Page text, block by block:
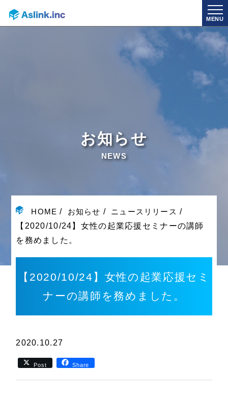
MENU
お知らせ
NEWS
HOME お知らせ
ニュースリリース
【2020/10/24】女性の起業応援セミナーの講師
を務めました。
【2020/10/24】女性の起業応援セミ
ナーの講師を務めました。
2020.10.27
Post Share